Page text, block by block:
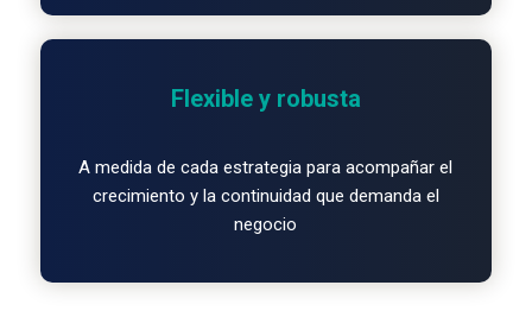
Flexible y robusta
A medida de cada estrategia para acompañar el
crecimiento y la continuidad que demanda el
negocio